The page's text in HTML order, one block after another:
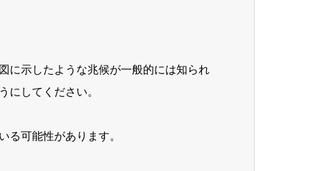
に示したような兆候が一般的には知られ
にしてください。
る可能性があります。